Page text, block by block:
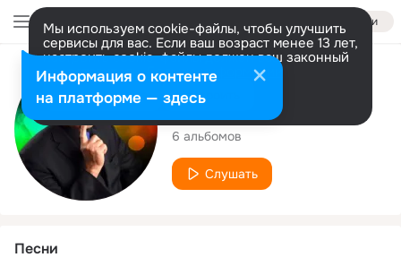
Войти
Мы используем cookie-файлы, чтобы улучшить
сервисы для вас. Если ваш возраст менее 13 лет,
настроить cookie-файлы должен ваш законный
представитель. Больше информации
Разрешить все Настроить
Исполнитель
May González
6 альбомов
Слушать
Песни
Информация о контенте
на платформе — здесь